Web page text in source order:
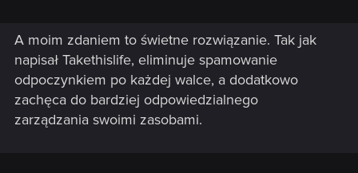
A moim zdaniem to świetne rozwiązanie. Tak jak
napisał Takethislife, eliminuje spamowanie
odpoczynkiem po każdej walce, a dodatkowo
zachęca do bardziej odpowiedzialnego
zarządzania swoimi zasobami.